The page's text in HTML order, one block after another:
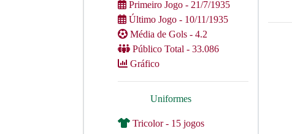
Primeiro Jogo - 21/7/1935
Último Jogo - 10/11/1935
Média de Gols - 4.2
Público Total - 33.086
Gráfico
Uniformes
Tricolor - 15 jogos